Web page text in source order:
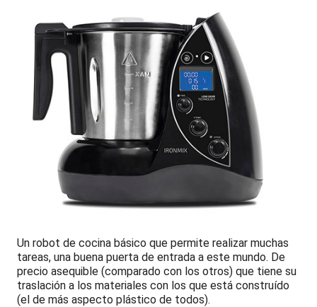
Un robot de cocina básico que permite realizar muchas
tareas, una buena puerta de entrada a este mundo. De
precio asequible (comparado con los otros) que tiene su
traslación a los materiales con los que está construído
(el de más aspecto plástico de todos).